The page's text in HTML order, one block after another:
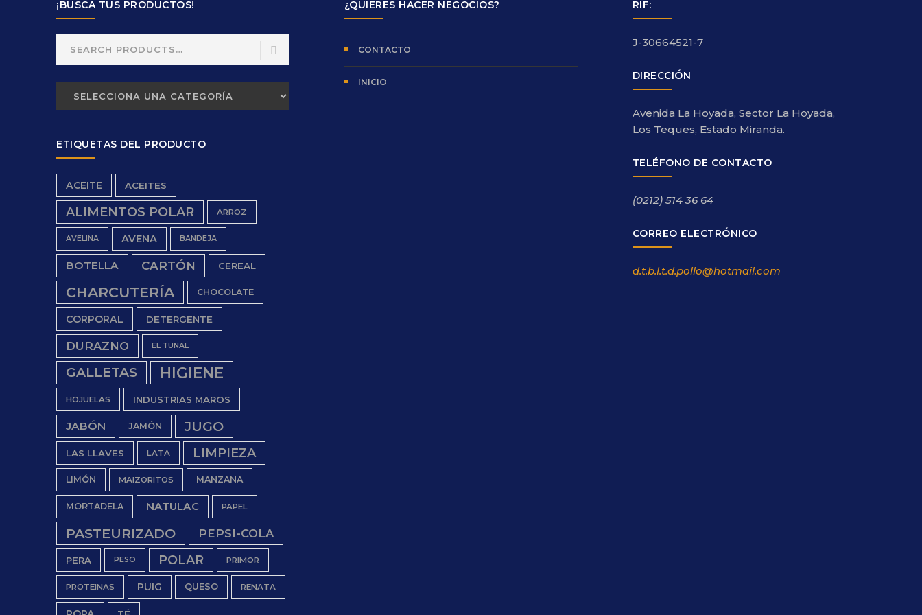
¡BUSCA TUS PRODUCTOS!
ETIQUETAS DEL PRODUCTO
ACEITE ACEITES
ALIMENTOS POLAR ARROZ
AVELINA AVENA BANDEJA
BOTELLA CARTÓN CEREAL
CHARCUTERÍA CHOCOLATE
CORPORAL DETERGENTE
DURAZNO EL TUNAL
GALLETAS HIGIENE
HOJUELAS INDUSTRIAS MAROS
JABÓN JAMÓN JUGO
LAS LLAVES LATA LIMPIEZA
LIMÓN MAIZORITOS MANZANA
MORTADELA NATULAC PAPEL
PASTEURIZADO PEPSI-COLA
PERA PESO POLAR PRIMOR
PROTEINAS PUIG QUESO RENATA
¿QUIERES HACER NEGOCIOS?
CONTACTO
INICIO
RIF:
J-30664521-7
DIRECCIÓN
Avenida La Hoyada, Sector La Hoyada,
Los Teques, Estado Miranda.
TELÉFONO DE CONTACTO
(0212) 514 36 64
CORREO ELECTRÓNICO
d.t.b.l.t.d.pollo@hotmail.com